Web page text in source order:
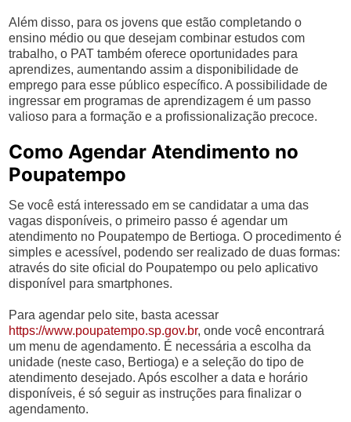
Além disso, para os jovens que estão completando o
ensino médio ou que desejam combinar estudos com
trabalho, o PAT também oferece oportunidades para
aprendizes, aumentando assim a disponibilidade de
emprego para esse público específico. A possibilidade de
ingressar em programas de aprendizagem é um passo
valioso para a formação e a profissionalização precoce.
Como Agendar Atendimento no
Poupatempo
Se você está interessado em se candidatar a uma das
vagas disponíveis, o primeiro passo é agendar um
atendimento no Poupatempo de Bertioga. O procedimento é
simples e acessível, podendo ser realizado de duas formas:
através do site oficial do Poupatempo ou pelo aplicativo
disponível para smartphones.
Para agendar pelo site, basta acessar
https://www.poupatempo.sp.gov.br, onde você encontrará
um menu de agendamento. É necessária a escolha da
unidade (neste caso, Bertioga) e a seleção do tipo de
atendimento desejado. Após escolher a data e horário
disponíveis, é só seguir as instruções para finalizar o
agendamento.